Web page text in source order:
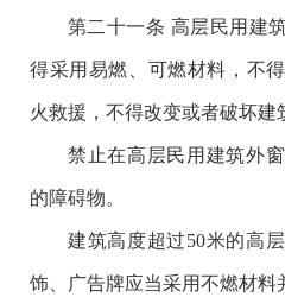
第二十一条 高层民用建
得采用易燃、可燃材料，不
火救援，不得改变或者破坏建
禁止在高层民用建筑外
的障碍物。
建筑高度超过50米的高
饰、广告牌应当采用不燃材料